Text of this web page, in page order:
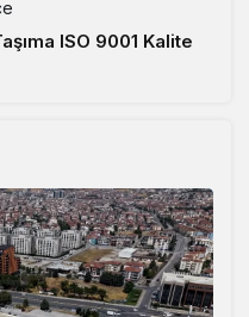
ISO 9001 Kalite